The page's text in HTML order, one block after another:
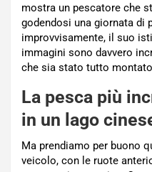
mostra un pescatore che
godendosi una giornata di
improvvisamente, il suo
immagini sono davvero
che sia stato tutto
La pesca più
in un lago
Ma prendiamo per buono
veicolo, con le ruote